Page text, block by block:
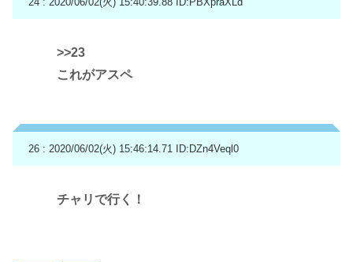
>>23
これがアスペ
26 : 2020/06/02(火) 15:46:14.71 ID:DZn4Veql0
チャリで行く！